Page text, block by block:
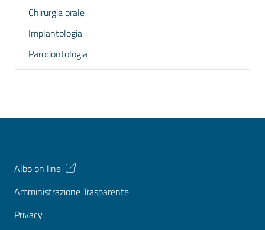
Chirurgia orale
Implantologia
Parodontologia
Albo on line
Amministrazione Trasparente
Privacy